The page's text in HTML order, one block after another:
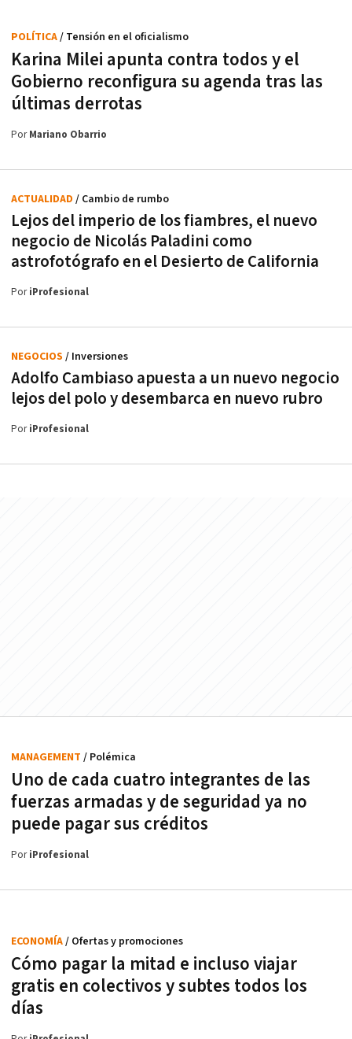
Karina Milei apunta contra todos y el
Gobierno reconfigura su agenda tras las
últimas derrotas
POLÍTICA/ Tensión en el oficialismo
PorMariano Obarrio
Lejos del imperio de los fiambres, el nuevo
negocio de Nicolás Paladini como
astrofotógrafo en el Desierto de California
ACTUALIDAD / Cambio de rumbo
PoriProfesional
Adolfo Cambiaso apuesta a un nuevo negocio
lejos del polo y desembarca en nuevo rubro
NEGOCIOS / Inversiones
PoriProfesional
Uno de cada cuatro integrantes de las
fuerzas armadas y de seguridad ya no
puede pagar sus créditos
MANAGEMENT / Polémica
PoriProfesional
Cómo pagar la mitad e incluso viajar
gratis en colectivos y subtes todos los
días
ECONOMÍA/ Ofertas y promociones